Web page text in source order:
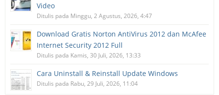
Video
Ditulis pada Minggu, 2 Agustus, 2026, 4:47
Download Gratis Norton AntiVirus 2012 dan McAfee
Internet Security 2012 Full
Ditulis pada Kamis, 30 Juli, 2026, 13:33
Cara Uninstall & Reinstall Update Windows
Ditulis pada Rabu, 29 Juli, 2026, 11:04